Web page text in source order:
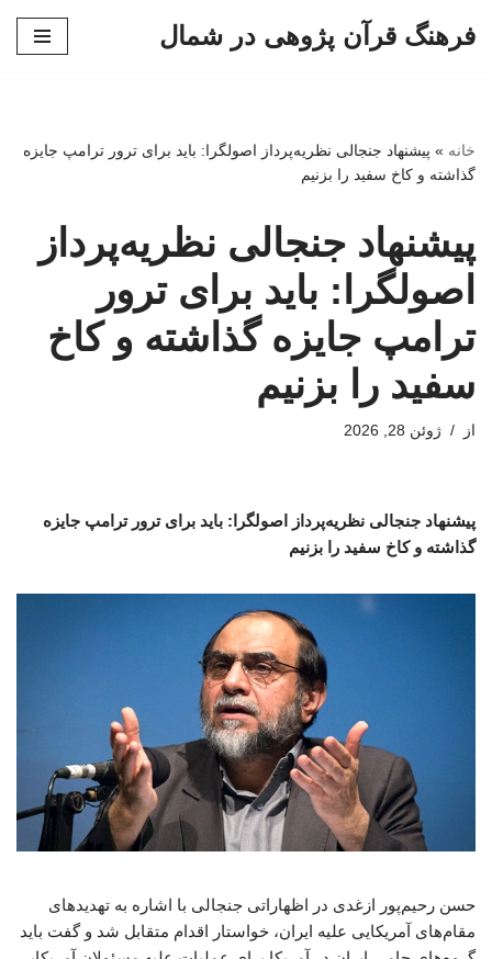
فرهنگ قرآن پژوهی در شمال
خانه » پیشنهاد جنجالی نظریه‌پرداز اصولگرا: باید برای ترور ترامپ جایزه
گذاشته و کاخ سفید را بزنیم
پیشنهاد جنجالی نظریه‌پرداز
اصولگرا: باید برای ترور
ترامپ جایزه گذاشته و کاخ
سفید را بزنیم
از ژوئن 28, 2026
پیشنهاد جنجالی نظریه‌پرداز اصولگرا: باید برای ترور ترامپ جایزه
گذاشته و کاخ سفید را بزنیم
حسن رحیم‌پور ازغدی در اظهاراتی جنجالی با اشاره به تهدیدهای
مقام‌های آمریکایی علیه ایران، خواستار اقدام متقابل شد و گفت باید